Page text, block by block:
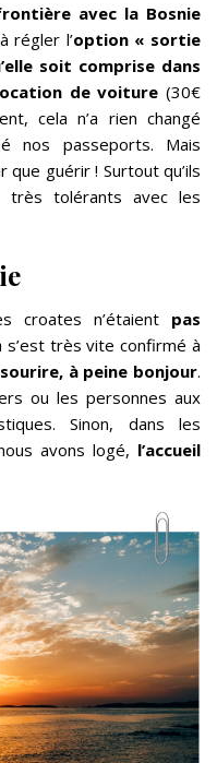
avec la Bosnie
régler l’option « sortie
soit comprise dans
de voiture (30€
cela n’a rien changé
nos passeports. Mais
guérir ! Surtout qu’ils
tolérants avec les
croates n’étaient pas
très vite confirmé à
à peine bonjour.
ou les personnes aux
Sinon, dans les
avons logé, l’accueil